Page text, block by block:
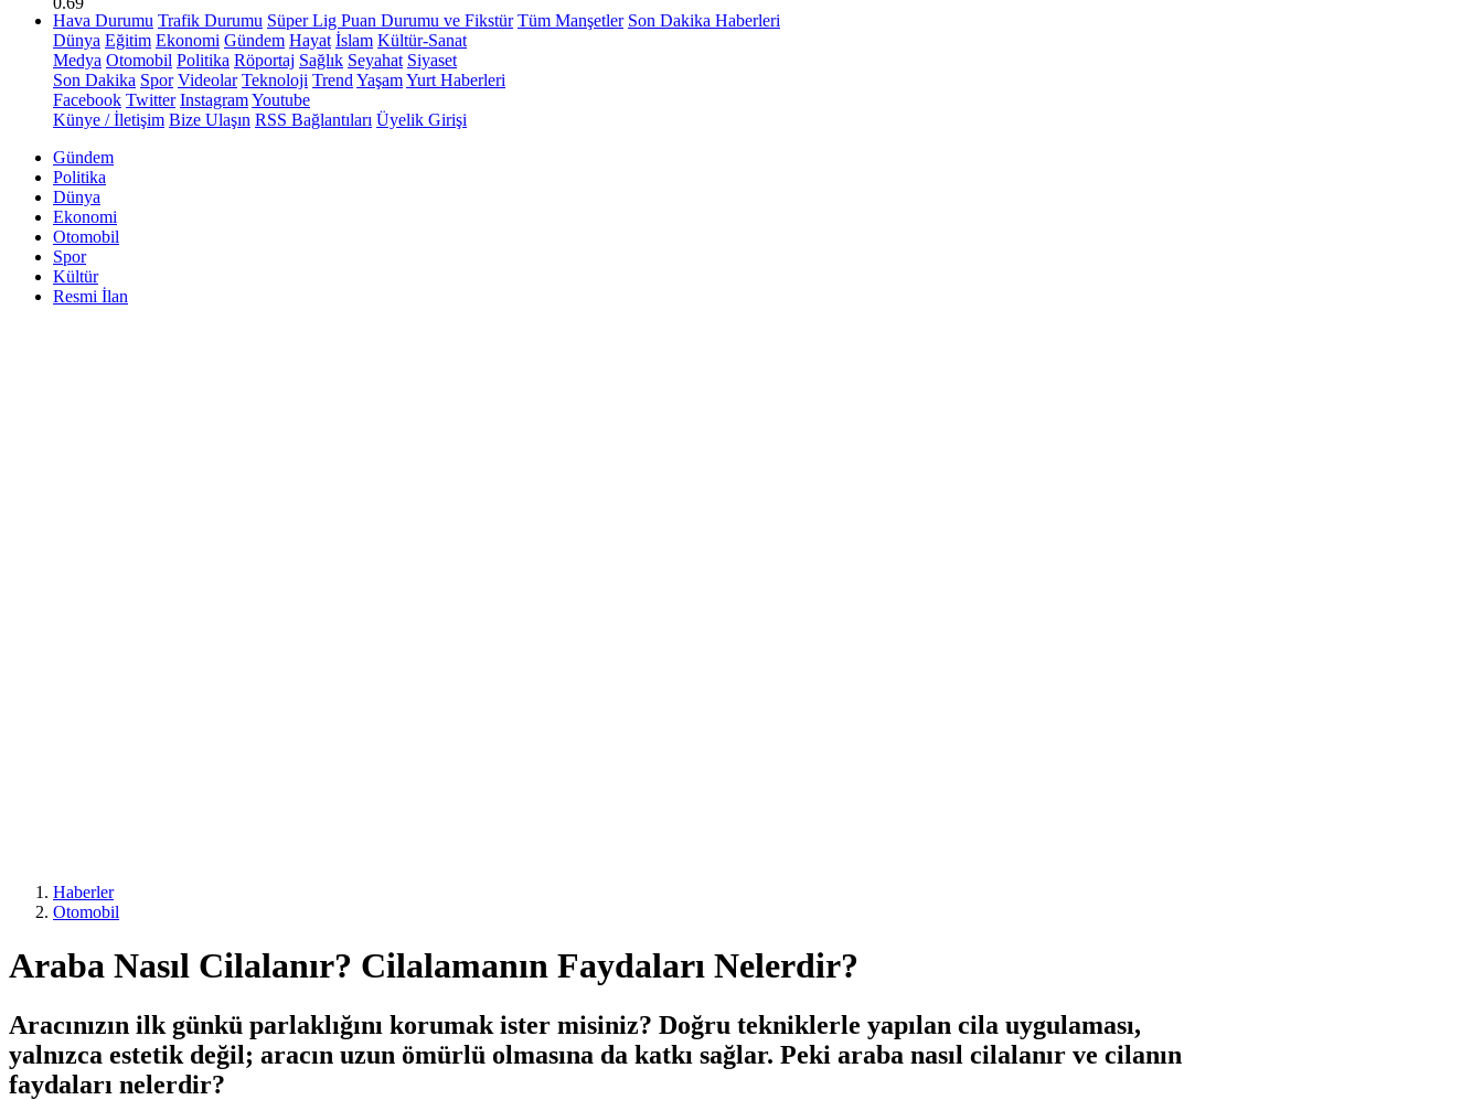
Hava Durumu Trafik Durumu Süper Lig Puan Durumu ve Fikstür Tüm Manşetler Son Dakika Haberleri
Dünya Eğitim Ekonomi Gündem Hayat İslam Kültür-Sanat
Medya Otomobil Politika Röportaj Sağlık Seyahat Siyaset
Son Dakika Spor Videolar Teknoloji Trend YaşamYurt Haberleri
Facebook Twitter InstagramYoutube
Künye / İletişim Bize Ulaşın RSS Bağlantıları Üyelik Girişi
Gündem
Politika
Dünya
Ekonomi
Otomobil
Spor
Kültür
Resmi İlan
Haberler
Otomobil
Araba Nasıl Cilalanır? Cilalamanın Faydaları Nelerdir?
Aracınızın ilk günkü parlaklığını korumak ister misiniz? Doğru tekniklerle yapılan cila uygulaması,
yalnızca estetik değil; aracın uzun ömürlü olmasına da katkı sağlar. Peki araba nasıl cilalanır ve cilanın
faydaları nelerdir?